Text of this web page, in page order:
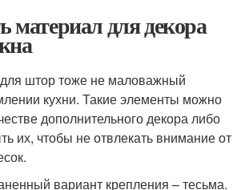
материал для декора
штор тоже не маловажный
кухни. Такие элементы можно
дополнительного декора либо
их, чтобы не отвлекать внимание от
вариант крепления – тесьма.